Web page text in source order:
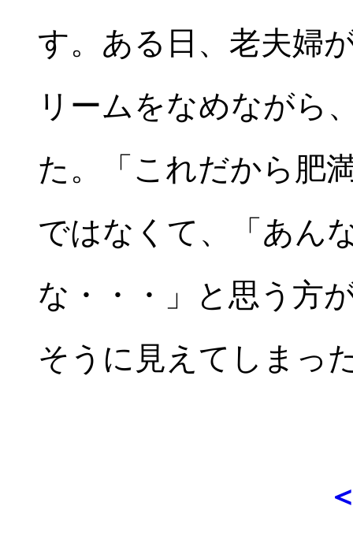
す。ある日、老夫婦
リームをなめながら
た。「これだから肥
ではなくて、「あん
な・・・」と思う方
そうに見えてしまっ